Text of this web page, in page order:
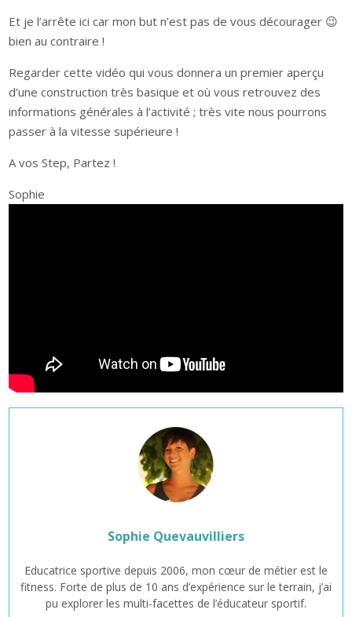
Et je l’arrête ici car mon but n’est pas de vous décourager 😉
bien au contraire !
Regarder cette vidéo qui vous donnera un premier aperçu
d’une construction très basique et où vous retrouvez des
informations générales à l’activité ; très vite nous pourrons
passer à la vitesse supérieure !
A vos Step, Partez !
Sophie
Sophie Quevauvilliers
Educatrice sportive depuis 2006, mon cœur de métier est le
fitness. Forte de plus de 10 ans d’expérience sur le terrain, j’ai
pu explorer les multi-facettes de l’éducateur sportif.